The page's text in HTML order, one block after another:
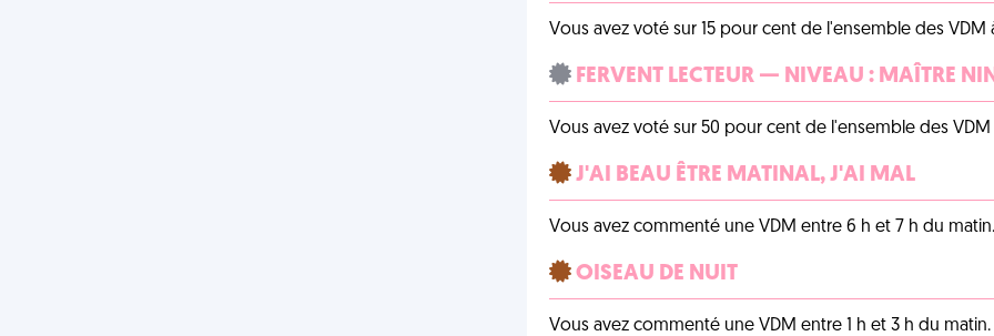
Vous avez voté sur 15 pour cent de l'ensemble des VDM
FERVENT LECTEUR — NIVEAU : MAÎTRE
Vous avez voté sur 50 pour cent de l'ensemble des VDM
J'AI BEAU ÊTRE MATINAL, J'AI MAL
Vous avez commenté une VDM entre 6 h et 7 h du matin.
OISEAU DE NUIT
Vous avez commenté une VDM entre 1 h et 3 h du matin.